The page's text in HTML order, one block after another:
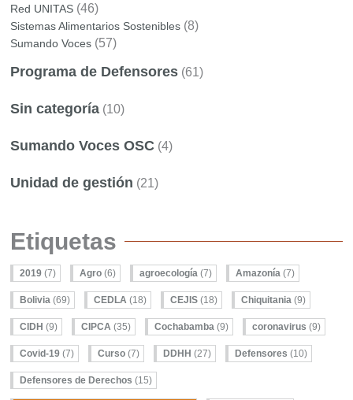
Red UNITAS (46)
Sistemas Alimentarios Sostenibles (8)
Sumando Voces (57)
Programa de Defensores (61)
Sin categoría (10)
Sumando Voces OSC (4)
Unidad de gestión (21)
Etiquetas
2019 (7) Agro (6) agroecología (7) Amazonía (7)
Bolivia (69) CEDLA (18) CEJIS (18) Chiquitania (9)
CIDH (9) CIPCA (35) Cochabamba (9) coronavirus (9)
Covid-19 (7) Curso (7) DDHH (27) Defensores (10)
Defensores de Derechos (15)